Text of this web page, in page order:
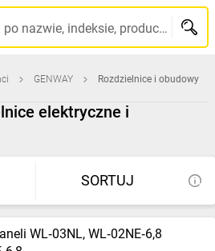
Szukaj po nazwie, indeksie, producencie, kodzie kreskowym...
GENWAY Rozdzielnice i obudowy
elektryczne i
SORTUJ
WL‑03NL, WL‑02NE‑6,8